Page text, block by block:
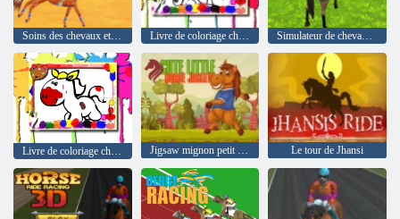
Soins des chevaux et équitation Livre de coloriage cheval Simulateur de chevaux 3D
Livre de coloriage cheval Le tour de Jhansi